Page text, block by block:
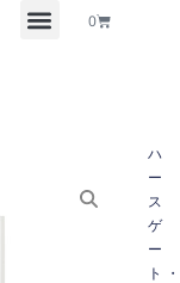
0
Cart
ハ
ー
ス
ゲ
ー
ト